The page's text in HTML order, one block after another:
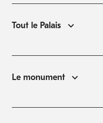
Tout le Palais
Le monument